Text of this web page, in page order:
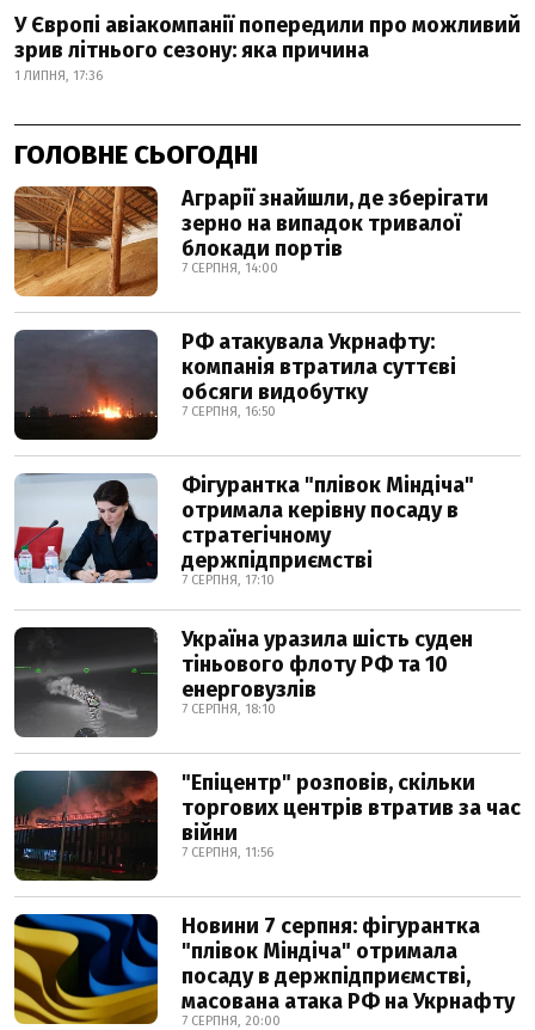
У Європі авіакомпанії попередили про можливий
зрив літнього сезону: яка причина
1 ЛИПНЯ, 17:36
ГОЛОВНЕ СЬОГОДНІ
Аграрії знайшли, де зберігати
зерно на випадок тривалої
блокади портів
7 СЕРПНЯ, 14:00
РФ атакувала Укрнафту:
компанія втратила суттєві
обсяги видобутку
7 СЕРПНЯ, 16:50
Фігурантка "плівок Міндіча"
отримала керівну посаду в
стратегічному
держпідприємстві
7 СЕРПНЯ, 17:10
Україна уразила шість суден
тіньового флоту РФ та 10
енерговузлів
7 СЕРПНЯ, 18:10
"Епіцентр" розповів, скільки
торгових центрів втратив за час
війни
7 СЕРПНЯ, 11:56
Новини 7 серпня: фігурантка
"плівок Міндіча" отримала
посаду в держпідприємстві,
масована атака РФ на Укрнафту
7 СЕРПНЯ, 20:00